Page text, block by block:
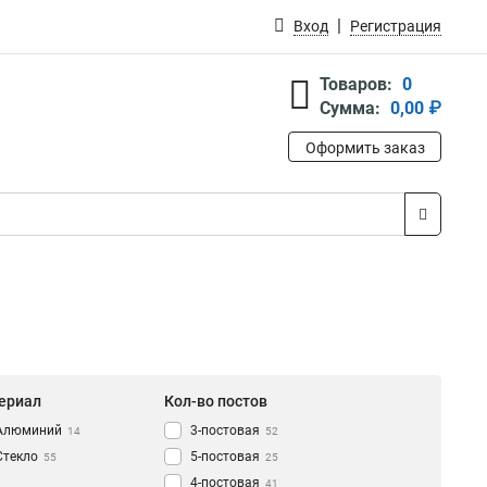
Вход Регистрация
Товаров: 0
Сумма: 0,00 ₽
Оформить заказ
14
55
Кол-во постов
3-постовая 52
5-постовая 25
4-постовая 41